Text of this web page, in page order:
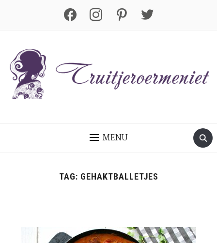
facebook instagram pinterest twitter
MENU
TAG: GEHAKTBALLETJES